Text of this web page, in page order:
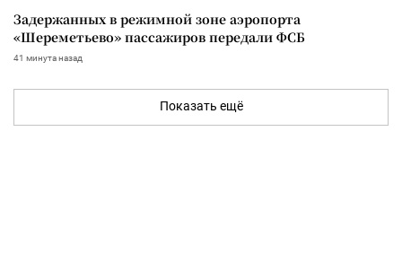
Задержанных в режимной зоне аэропорта
«Шереметьево» пассажиров передали ФСБ
41 минута назад
Показать ещё